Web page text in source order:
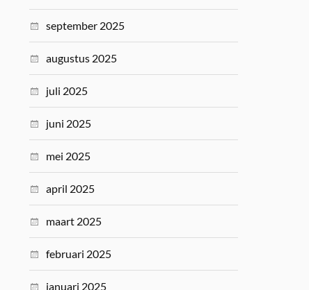
september 2025
augustus 2025
juli 2025
juni 2025
mei 2025
april 2025
maart 2025
februari 2025
januari 2025